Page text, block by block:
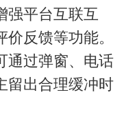
强平台互联互
反馈等功能。
通过弹窗、电话
留出合理缓冲时